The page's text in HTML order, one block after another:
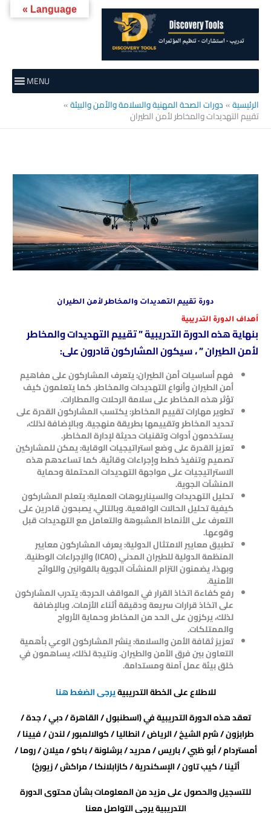
MENU
الرئيسية
دورات الصحة المهنية والسلامة والأمن والبيئة
تقييم التهديدات والمخاطر لأمن الطيران
دورة تقييم التهديدات والمخاطر لأمن الطيران
أهداف الدورة التدريبية
بنهاية هذه الدورة التدريبية ” تقييم التهديدات والمخاطر
لأمن الطيران ” ، سيكون المشاركون قادرون على:
فهم أساسيات أمن الطيران: يتعرف المشاركون على مفاهيم
أمن الطيران وأنواع التهديدات والمخاطر. كما يتعلمون كيف
تؤثر هذه المخاطر على سلامة الرحلات والمطارات.
تطوير مهارات تقييم المخاطر: يكتسب المشاركون القدرة على
تحديد المخاطر وتقييمها بطريقة منهجية. وبالإضافة لذلك،
يستخدمون أدوات وتقنيات حديثة لإدارة المخاطر.
تعزيز القدرة على وضع استراتيجيات الوقاية: يمكن للمشاركين
تصميم وتنفيذ خطط وإجراءات وقائية. كما تساعدهم هذه
الاستراتيجيات على مواجهة التهديدات المحتملة وحماية
المنشآت الجوية.
تحليل التهديدات والسيناريوهات العملية: يتعلم المشاركون
كيفية تحليل الحالات الواقعية. وبالتالي، يصبحون قادرين على
التعرف على الأنماط المشبوهة والتعامل مع التهديدات قبل
وقوعها.
تطبيق معايير الامتثال الدولية: يعرف المشاركون معايير
المنظمة الدولية للطيران المدني (ICAO) والإجراءات الوطنية.
وبهذا، يضمنون التزام المنشآت الجوية بالقوانين واللوائح
الأمنية.
رفع كفاءة اتخاذ القرار في المواقف الحرجة: يتدرب المشاركون
على اتخاذ قرارات سريعة ودقيقة أثناء الأزمات. وبالإضافة
لذلك، يركزون على الحد من المخاطر وحماية الأرواح
والممتلكات.
تعزيز ثقافة الأمن والسلامة: ينشر المشاركون الوعي بأهمية
التعاون بين فرق الأمن والطيران. ونتيجة لذلك، يساهمون في
خلق بيئة عمل آمنة ومستدامة.
للاطلاع على الخطة التدريبيةيرجى الضغط هنا
تعقد هذه الدورة التدريبية في (اسطنبول / القاهرة / دبي / جدة /
طرابزون / شرم الشيخ / الرياض / انطاليا / كوالالمبور / لندن / فيينا /
أمستردام / أبو ظبي / باريس / مدريد / برشلونة / باكو / ميلان / روما /
أثينا / كيب تاون / الإسكندرية / كازابلانكا / مراكش / زيورخ)
للتسجيل والحصول على مزيد من المعلومات بشأن محتوى الدورة
التدريبية يرجى التواصل معنا
Language »